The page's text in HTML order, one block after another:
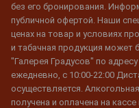
без его бронирования.
публичной офертой. Наши
ценах на товар и условиях
и табачная продукция может
"Галерея Градусов" по
ежедневно, с 10:00-22:00
осуществляется.
получена и оплачена на